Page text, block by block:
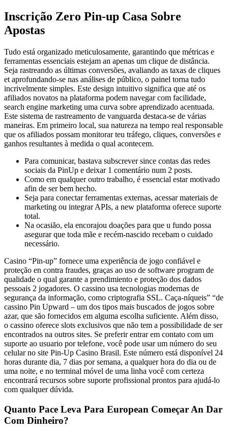
Inscrição Zero Pin-up Casa Sobre
Apostas
Tudo está organizado meticulosamente, garantindo que métricas e
ferramentas essenciais estejam an apenas um clique de distância.
Seja rastreando as últimas conversões, avaliando as taxas de cliques
et aprofundando-se nas análises de público, o painel torna tudo
incrivelmente simples. Este design intuitivo significa que até os
afiliados novatos na plataforma podem navegar com facilidade,
search engine marketing uma curva sobre aprendizado acentuada.
Este sistema de rastreamento de vanguarda destaca-se de várias
maneiras. Em primeiro local, sua natureza na tempo real responsable
que os afiliados possam monitorar teu tráfego, cliques, conversões e
ganhos resultantes à medida o qual acontecem.
Para comunicar, bastava subscrever since contas das redes
sociais da PinUp e deixar 1 comentário num 2 posts.
Como em qualquer outro trabalho, é essencial estar motivado
afin de ser bem hecho.
Seja para conectar ferramentas externas, acessar materiais de
marketing ou integrar APIs, a new plataforma oferece suporte
total.
Na ocasião, ela encorajou doações para que u fundo possa
asegurar que toda mãe e recém-nascido recebam o cuidado
necessário.
Casino “Pin-up” fornece uma experiência de jogo confiável e
proteção en contra fraudes, graças ao uso de software program de
qualidade o qual garante a prendimiento e proteção dos dados
pessoais 2 jogadores. O cassino usa tecnologias modernas de
segurança da informação, como criptografia SSL. Caça-níqueis” “de
cassino Pin Upward – um dos tipos mais buscados de jogos sobre
azar, que são fornecidos em alguma escolha suficiente. Além disso,
o cassino oferece slots exclusivos que não tem a possibilidade de ser
encontrados na outros sites. Se preferir entrar em contato com um
suporte ao usuario por telefone, você pode usar um número do seu
celular no site Pin-Up Casino Brasil. Este número está disponível 24
horas durante dia, 7 dias por semana, a qualquer hora do dia ou de
uma noite, e no terminal móvel de uma linha você com certeza
encontrará recursos sobre suporte profissional prontos para ajudá-lo
com qualquer dúvida.
Quanto Pace Leva Para European Começar An Dar
Com Dinheiro?